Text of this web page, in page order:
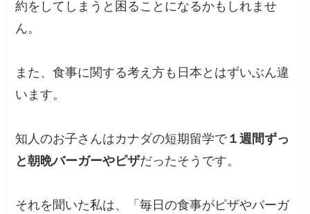
約をしてしまうと困ることになるかもしれませ
ん。
また、食事に関する考え方も日本とはずいぶん違
います。
知人のお子さんはカナダの短期留学で１週間ずっ
と朝晩バーガーやピザだったそうです。
それを聞いた私は、「毎日の食事がピザやバーガ